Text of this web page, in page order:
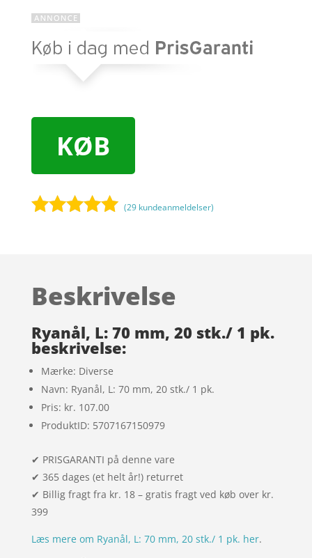
KØB
kundebedøm
(29 kundeanmeldelser)
Beskrivelse
Ryanål, L: 70 mm, 20 stk./ 1 pk.
beskrivelse:
Mærke: Diverse
Navn: Ryanål, L: 70 mm, 20 stk./ 1 pk.
Pris: kr. 107.00
ProduktID: 5707167150979
✔ PRISGARANTI på denne vare
✔ 365 dages (et helt år!) returret
✔ Billig fragt fra kr. 18 – gratis fragt ved køb over kr.
399
Læs mere om Ryanål, L: 70 mm, 20 stk./ 1 pk. her.